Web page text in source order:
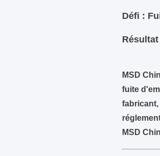
Défi :
MSD
fuite
MSD